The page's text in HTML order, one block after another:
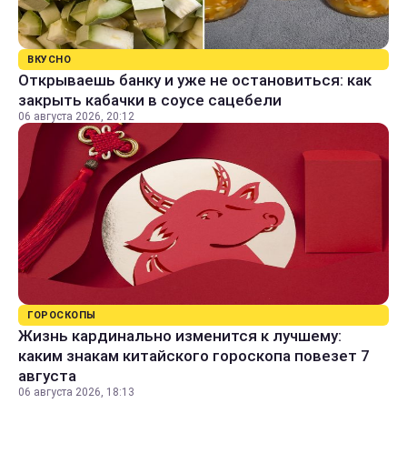
ВКУСНО
Открываешь банку и уже не остановиться: как
закрыть кабачки в соусе сацебели
06 августа 2026, 20:12
ГОРОСКОПЫ
Жизнь кардинально изменится к лучшему:
каким знакам китайского гороскопа повезет 7
августа
06 августа 2026, 18:13